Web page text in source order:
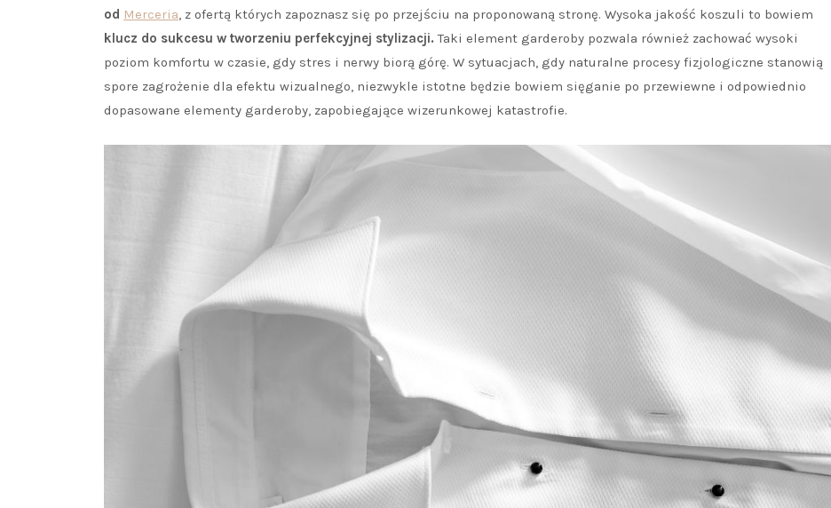
od Merceria, z ofertą których zapoznasz się po przejściu na proponowaną stronę. Wysoka jakość koszuli to bowiem
klucz do sukcesu w tworzeniu perfekcyjnej stylizacji. Taki element garderoby pozwala również zachować wysoki
poziom komfortu w czasie, gdy stres i nerwy biorą górę. W sytuacjach, gdy naturalne procesy fizjologiczne stanowią
spore zagrożenie dla efektu wizualnego, niezwykle istotne będzie bowiem sięganie po przewiewne i odpowiednio
dopasowane elementy garderoby, zapobiegające wizerunkowej katastrofie.